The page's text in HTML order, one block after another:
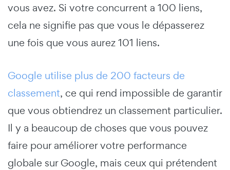
vous avez. Si votre concurrent a 100 liens,
cela ne signifie pas que vous le dépasserez
une fois que vous aurez 101 liens.
Google utilise plus de 200 facteurs de
classement, ce qui rend impossible de garantir
que vous obtiendrez un classement particulier.
Il y a beaucoup de choses que vous pouvez
faire pour améliorer votre performance
globale sur Google, mais ceux qui prétendent